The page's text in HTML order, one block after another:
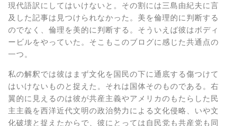
現代語訳にしてはいけないと。その割には三島由紀夫に言
及した記事は見つけられなかった。美を倫理的に判断する
のでなく、倫理を美的に判断する。そういえば彼はボディ
ービルをやっていた。そこもこのブログに感じた共通点の
一つ。
私の解釈では彼はまず文化を国民の下に通底する傷つけて
はいけないものと捉えた。それは国体そのものである。右
翼的に見えるのは彼が共産主義やアメリカのもたらした民
主主義を西洋近代文明の政治勢力による文化侵略、いや文
化破壊と捉えたからで、彼にとっては自民党も共産党も同